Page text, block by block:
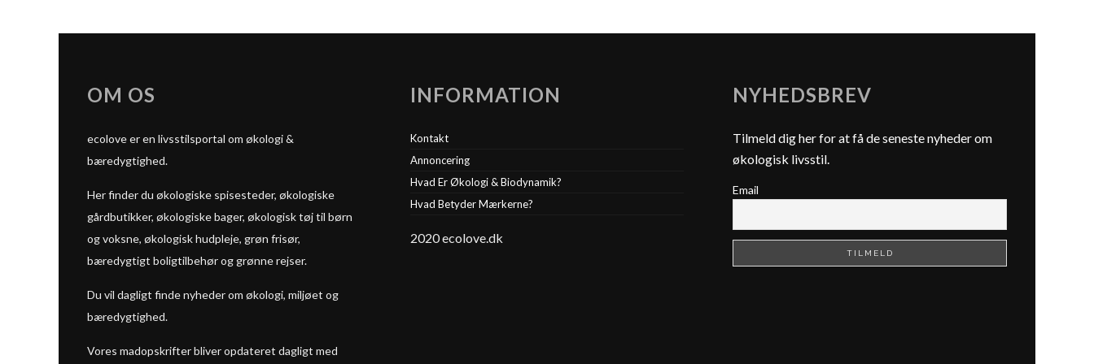
OM OS
ecolove er en livsstilsportal om økologi &
bæredygtighed.
Her finder du økologiske spisesteder, økologiske
gårdbutikker, økologiske bager, økologisk tøj til børn
og voksne, økologisk hudpleje, grøn frisør,
bæredygtigt boligtilbehør og grønne rejser.
Du vil dagligt finde nyheder om økologi, miljøet og
bæredygtighed.
Vores madopskrifter bliver opdateret dagligt med
INFORMATION
Kontakt
Annoncering
Hvad Er Økologi & Biodynamik?
Hvad Betyder Mærkerne?
2020 ecolove.dk
NYHEDSBREV
Tilmeld dig her for at få de seneste nyheder om
økologisk livsstil.
Email